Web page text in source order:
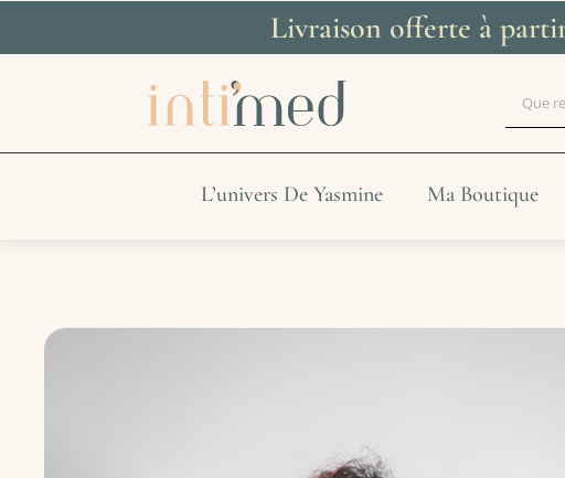
Livraison offerte à
L’univers De Yasmine Ma Boutique